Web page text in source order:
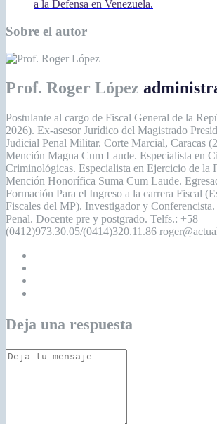
a la Defensa en Venezuela.
Sobre el autor
Prof. Roger López
Postulante al cargo de Fiscal General de la
2026). Ex-asesor Jurídico del Magistrado
Judicial Penal Militar. Corte Marcial, Caracas
Mención Magna Cum Laude. Especialista en
Criminológicas. Especialista en Ejercicio de la
Mención Honorífica Suma Cum Laude.
Formación Para el Ingreso a la carrera Fiscal
Fiscales del MP). Investigador y
Penal. Docente pre y postgrado. Telfs.: +58
(0412)973.30.05/(0414)320.11.86
Deja una respuesta